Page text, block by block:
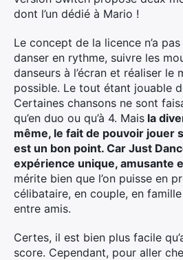
dont l’un dédié à Mario !
Le concept de la licence n’a
danser en rythme, suivre les
danseurs à l’écran et réaliser le
possible. Le tout étant jouable
Certaines chansons ne sont
qu’en duo ou qu’à 4. Mais la
même, le fait de pouvoir jouer
est un bon point. Car Just
expérience unique, amusante
mérite bien que l’on puisse en
célibataire, en couple, en
entre amis.
Certes, il est bien plus facile
score. Cependant, pour aller